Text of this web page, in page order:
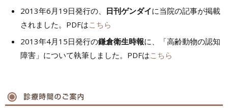
2013年6月19日発行の、 日刊ゲンダイに当院の記事が掲載
されました。PDFはこちら
2013年4月15日発行の鎌倉衛生時報に、「高齢動物の認知
障害」について執筆しました。PDFはこちら